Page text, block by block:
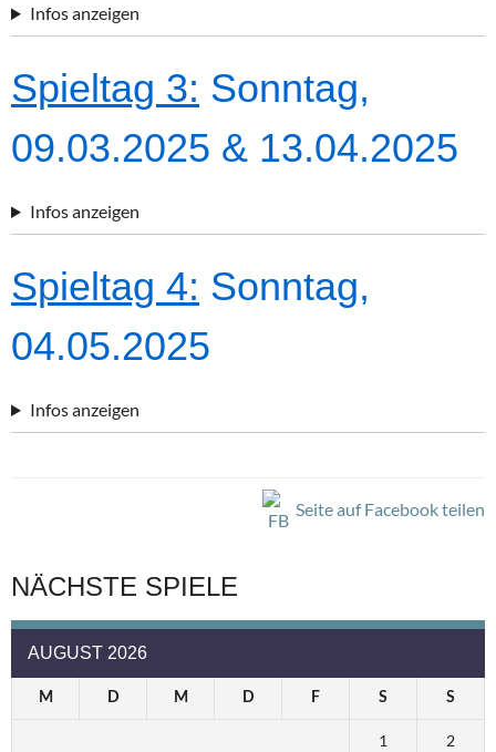
Infos anzeigen
Spieltag 3: Sonntag,
09.03.2025 & 13.04.2025
Infos anzeigen
Spieltag 4: Sonntag,
04.05.2025
Infos anzeigen
Seite auf Facebook teilen
NÄCHSTE SPIELE
AUGUST 2026
M D M D F S S
1 2